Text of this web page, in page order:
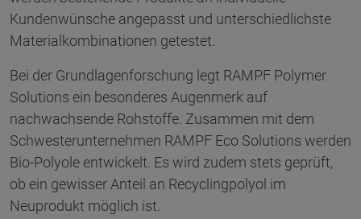
Kundenwünsche angepasst und unterschiedlichste
Materialkombinationen getestet.
Bei der Grundlagenforschung legt RAMPF Polymer
Solutions ein besonderes Augenmerk auf
nachwachsende Rohstoffe. Zusammen mit dem
Schwesterunternehmen RAMPF Eco Solutions werden
Bio-Polyole entwickelt. Es wird zudem stets geprüft,
ob ein gewisser Anteil an Recyclingpolyol im
Neuprodukt möglich ist.